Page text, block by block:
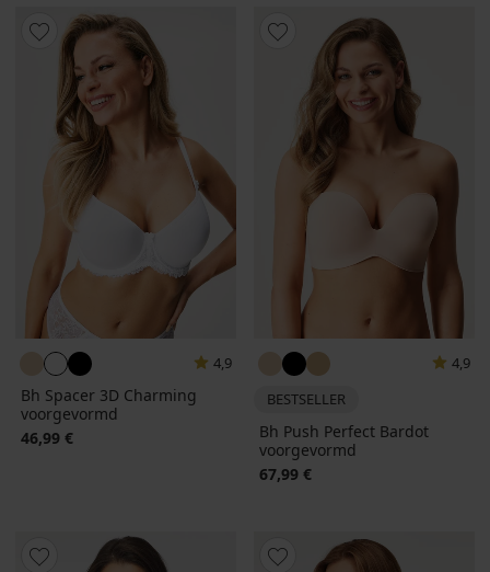
4,9
Bh Spacer 3D Charming
voorgevormd
46,99 €
4,9
BESTSELLER
Bh Push Perfect Bardot
voorgevormd
67,99 €